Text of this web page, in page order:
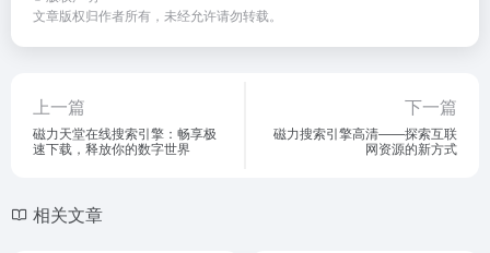
文章版权归作者所有，未经允许请勿转载。
上一篇
磁力天堂在线搜索引擎：畅享极
速下载，释放你的数字世界
下一篇
磁力搜索引擎高清——探索互联
网资源的新方式
相关文章